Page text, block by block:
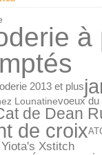
(14)
à
2013 et plus
Lounatinevoeux du
de Dean
de croix
Xstitch